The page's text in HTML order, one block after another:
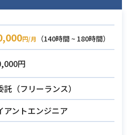
による開発経験3年以上
、JavaScriptの開発経験
での開発経験
のデータベース開発経
サーバーでのAPサーバー構築
円/月
（140時間 ~ 180時間）
円
託（フリーランス）
アントエンジニア